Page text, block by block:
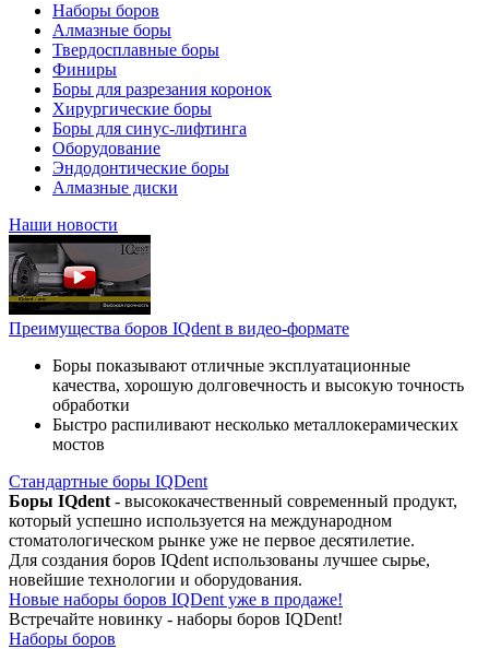
Наборы боров
Алмазные боры
Твердосплавные боры
Финиры
Боры для разрезания коронок
Хирургические боры
Боры для синус-лифтинга
Оборудование
Эндодонтические боры
Алмазные диски
Наши новости
Преимущества боров IQdent в видео-формате
Боры показывают отличные эксплуатационные
качества, хорошую долговечность и высокую точность
обработки
Быстро распиливают несколько металлокерамических
мостов
Стандартные боры IQDent
Боры IQdent - высококачественный современный продукт,
который успешно используется на международном
стоматологическом рынке уже не первое десятилетие.
Для создания боров IQdent использованы лучшее сырье,
новейшие технологии и оборудования.
Новые наборы боров IQDent уже в продаже!
Встречайте новинку - наборы боров IQDent!
Наборы боров